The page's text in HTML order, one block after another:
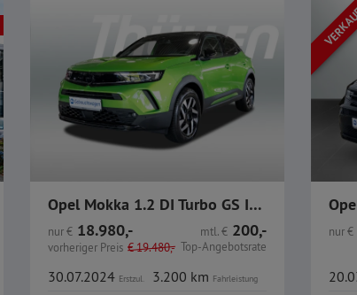
Opel Mokka 1.2 DI Turbo GS IntelliLux GJR
nur€ 18.980,-
vorheriger Preis €19.480,-
mtl.€ 200,-
Top-Angebotsrate
30.07.2024 Erstzul. 3.200 km Fahrleistung
nur€